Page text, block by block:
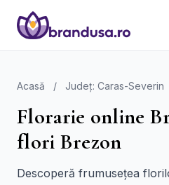
Acasă / Județ: Caras-Severin
Florarie online
flori Brezon
Descoperă frumusețea